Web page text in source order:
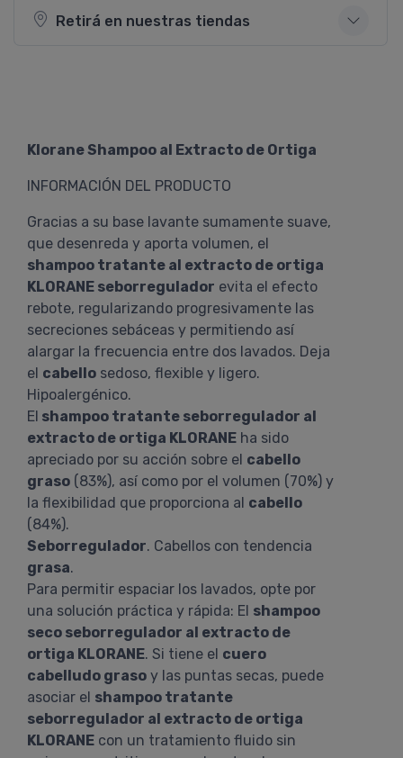
Retirá en nuestras tiendas
Klorane Shampoo al Extracto de Ortiga
INFORMACIÓN DEL PRODUCTO
Gracias a su base lavante sumamente suave,
que desenreda y aporta volumen, el
shampoo tratante al extracto de ortiga
KLORANE seborregulador evita el efecto
rebote, regularizando progresivamente las
secreciones sebáceas y permitiendo así
alargar la frecuencia entre dos lavados. Deja
el cabello sedoso, flexible y ligero.
Hipoalergénico.
El shampoo tratante seborregulador al
extracto de ortiga KLORANE ha sido
apreciado por su acción sobre el cabello
graso (83%), así como por el volumen (70%) y
la flexibilidad que proporciona al cabello
(84%).
Seborregulador. Cabellos con tendencia
grasa.
Para permitir espaciar los lavados, opte por
una solución práctica y rápida: El shampoo
seco seborregulador al extracto de
ortiga KLORANE. Si tiene el cuero
cabelludo graso y las puntas secas, puede
asociar el shampoo tratante
seborregulador al extracto de ortiga
KLORANE con un tratamiento fluido sin